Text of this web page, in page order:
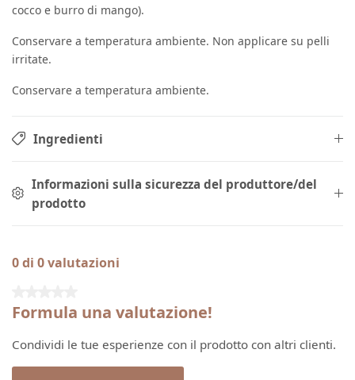
cocco e burro di mango).
Conservare a temperatura ambiente. Non applicare su pelli
irritate.
Conservare a temperatura ambiente.
Ingredienti
Informazioni sulla sicurezza del produttore/del
prodotto
0 di 0 valutazioni
Formula una valutazione!
Condividi le tue esperienze con il prodotto con altri clienti.